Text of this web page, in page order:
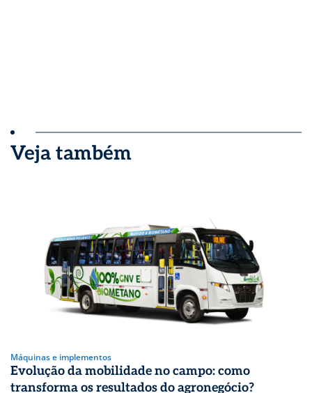
Veja também
Máquinas e implementos
Evolução da mobilidade no campo: como
transforma os resultados do agronegócio?